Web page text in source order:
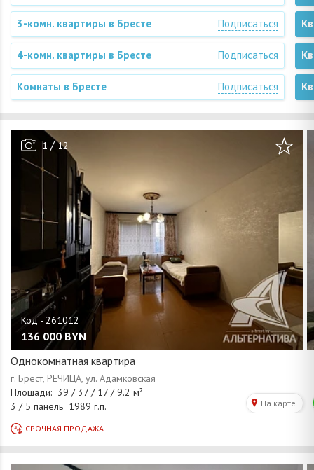
3-комн. квартиры в Бресте Подписаться
4-комн. квартиры в Бресте Подписаться
Комнаты в Бресте Подписаться
1 /12
136 000 BYN
Однокомнатная квартира